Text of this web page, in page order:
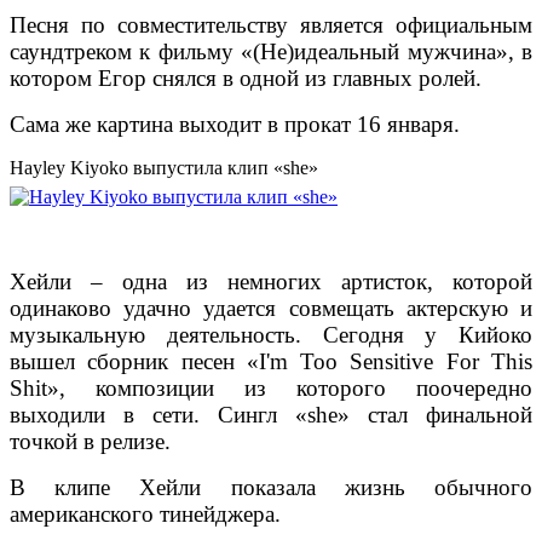
Песня по совместительству является официальным
саундтреком к фильму «(Не)идеальный мужчина», в
котором Егор снялся в одной из главных ролей.
Сама же картина выходит в прокат 16 января.
Hayley Kiyoko выпустила клип «she»
Хейли – одна из немногих артисток, которой
одинаково удачно удается совмещать актерскую и
музыкальную деятельность. Сегодня у Кийоко
вышел сборник песен «I'm Too Sensitive For This
Shit», композиции из которого поочередно
выходили в сети. Сингл «she» стал финальной
точкой в релизе.
В клипе Хейли показала жизнь обычного
американского тинейджера.